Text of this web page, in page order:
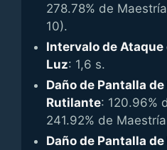
278.78% de
10).
Intervalo de Ataque
Luz: 1,6 s.
Daño de Pantalla
Rutilante: 120.96%
241.92% de
Daño de Pantalla